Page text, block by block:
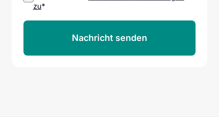
zu(opens in new tab)
*
Nachricht senden